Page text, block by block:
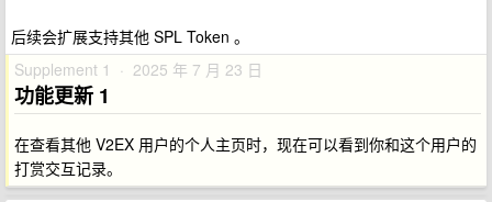
后续会扩展支持其他 SPL Token 。
Supplement 1 · 2025 年 7 月 23 日
功能更新 1
在查看其他 V2EX 用户的个人主页时，现在可以看到你和这个用户的
打赏交互记录。